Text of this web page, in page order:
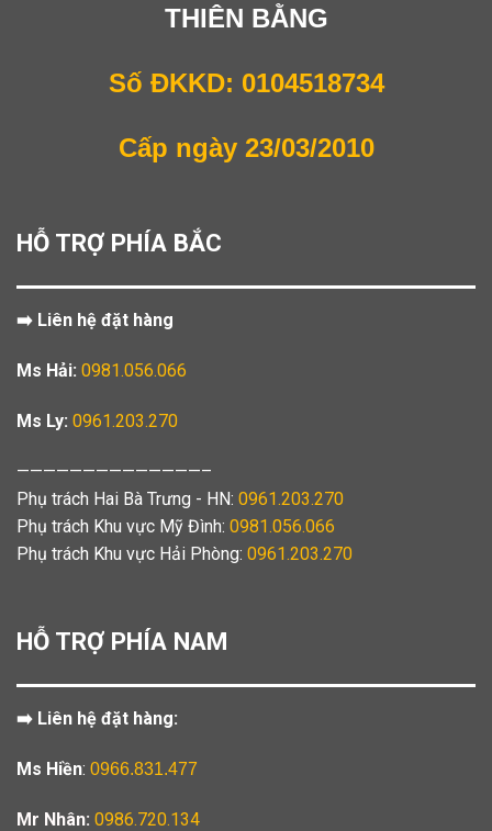
THIÊN BẰNG
Số ĐKKD: 0104518734
Cấp ngày 23/03/2010
HỖ TRỢ PHÍA BẮC
➡️ Liên hệ đặt hàng
Ms Hải: 0981.056.066
Ms Ly: 0961.203.270
——————————————–
Phụ trách Hai Bà Trưng - HN: 0961.203.270
Phụ trách Khu vực Mỹ Đình: 0981.056.066
Phụ trách Khu vực Hải Phòng: 0961.203.270
HỖ TRỢ PHÍA NAM
➡️ Liên hệ đặt hàng:
Ms Hiền: 0966.831.477
Mr Nhân: 0986.720.134